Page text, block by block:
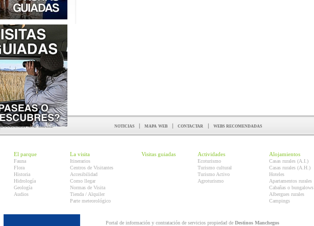
noticias | mapa web | contactar | webs recomendadas
El parque
Fauna
Flora
Historia
Hidrología
Geología
Audios
La visita
Itinerarios
Centros de Visitantes
Accesibilidad
Como llegar
Normas de Visita
Tienda / Alquiler
Parte meteorológico
Visitas guiadas Actividades
Ecoturismo
Turismo cultural
Turismo Activo
Agroturismo
Alojamientos
Casas rurales (A.I.)
Casas rurales (A.H.)
Hoteles
Apartamentos rurales
Cabañas o bungalows
Albergues rurales
Campings
Portal de información y contratación de servicios propiedad de Destinos Manchegos